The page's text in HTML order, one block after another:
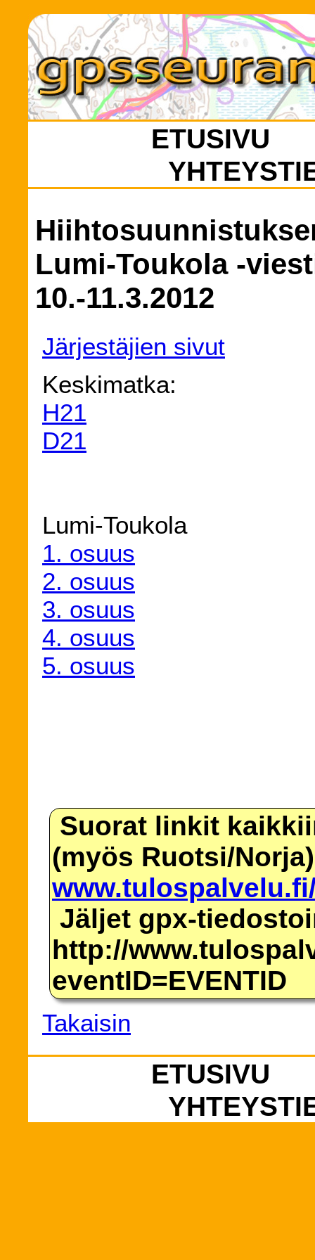
ETUSIVU
Lumi-Toukola -
10.-11.3.2012
Järjestäjien sivut
Keskimatka:
H21
D21
Lumi-Toukola
1. osuus
2. osuus
3. osuus
4. osuus
5. osuus
Suorat linkit
(myös Ruotsi/Norja)
Jäljet gpx-
http://
eventID=EVENTID
Takaisin
ETUSIVU